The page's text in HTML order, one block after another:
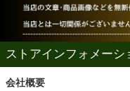
ストアインフォメーシ
会社概要